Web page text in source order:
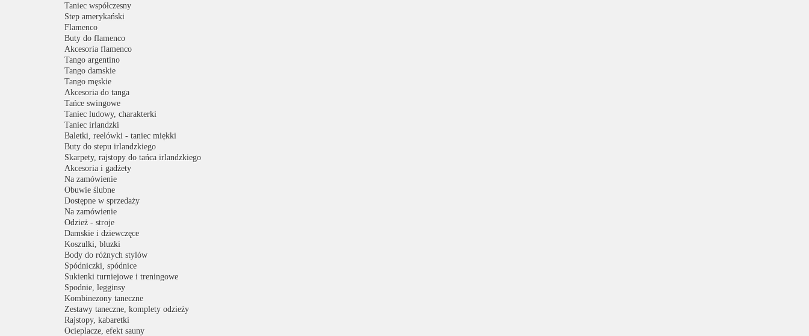
Taniec współczesny
Step amerykański
Flamenco
Buty do flamenco
Akcesoria flamenco
Tango argentino
Tango damskie
Tango męskie
Akcesoria do tanga
Tańce swingowe
Taniec ludowy, charakterki
Taniec irlandzki
Baletki, reelówki - taniec miękki
Buty do stepu irlandzkiego
Skarpety, rajstopy do tańca irlandzkiego
Akcesoria i gadżety
Na zamówienie
Obuwie ślubne
Dostępne w sprzedaży
Na zamówienie
Odzież - stroje
Damskie i dziewczęce
Koszulki, bluzki
Body do różnych stylów
Spódniczki, spódnice
Sukienki turniejowe i treningowe
Spodnie, legginsy
Kombinezony taneczne
Zestawy taneczne, komplety odzieży
Rajstopy, kabaretki
Ocieplacze, efekt sauny